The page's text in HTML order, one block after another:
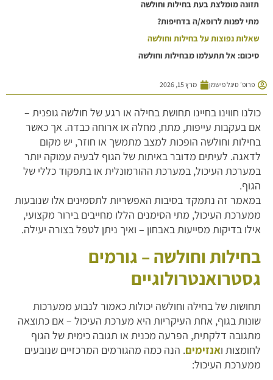
תזונה מומלצת בעת בחילות וחולשה
מתי לפנות לרופא/ה בדחיפות?
שאלות נפוצות על בחילות וחולשה
סיכום: אל תתעלמו מבחילות וחולשה
פרופ׳ סיגל פישמן מרץ 15, 2026
כולנו חווינו בחיינו תחושת בחילה או רגע של חולשה גופנית –
אם בעקבות עייפות, מתח, מחלה או ארוחה כבדה. אך כאשר
בחילות וחולשה הופכות למצב מתמשך או חוזר, יש מקום
לדאגה. לעיתים מדובר באיתות של הגוף לבעיה עמוקה יותר
במערכת העיכול, במערכת ההורמונלית או בתפקוד כללי של
הגוף.
במאמר זה נתמקד בסיבות האפשריות לתסמינים אלו שנובעות
ממערכת העיכול, מתי הסימנים הללו מחייבים בירור מקצועי,
אילו בדיקות מסייעות באבחון – ואיך ניתן לטפל בצורה יעילה.
בחילות וחולשה – גורמים
גסטרואנטרולוגיים
תחושות של בחילה וחולשה יכולות כאמור לנבוע ממערכות
שונות בגוף, אחת העיקריות היא מערכת העיכול – אם כתוצאה
מתגובה דלקתית, הפרעה מכנית או תגובה כימית של הגוף
לחומצות ואנזימים. הנה כמה מהגורמים המרכזיים שנובעים
ממערכת העיכול: